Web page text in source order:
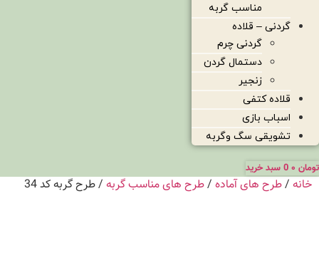
مناسب گربه
گردنی – قلاده
گردنی چرم
دستمال گردن
زنجیر
قلاده کتفی
اسباب بازی
تشویقی سگ وگربه
تومان 0 سبد خرید
خانه /طرح های آماده /طرح های مناسب گربه / طرح گربه کد 34